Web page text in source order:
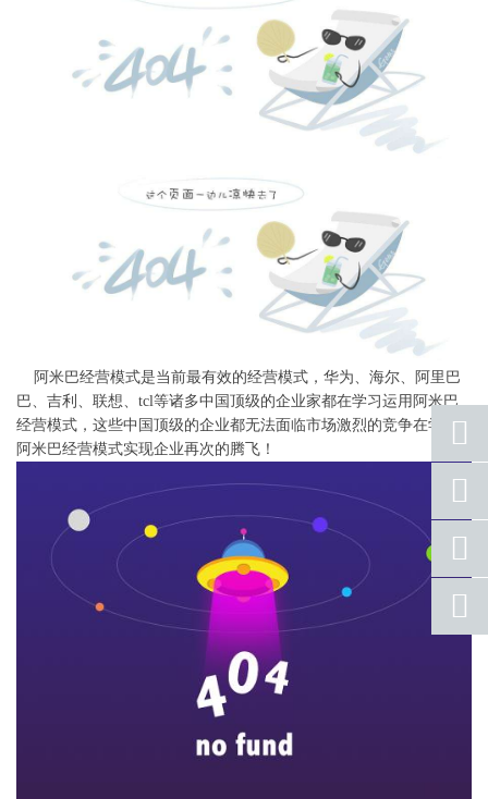
阿米巴经营模式是当前最有效的经营模式，华为、海尔、阿里巴
巴、吉利、联想、tcl等诸多中国顶级的企业家都在学习运用阿米巴
经营模式，这些中国顶级的企业都无法面临市场激烈的竞争在学习
阿米巴经营模式实现企业再次的腾飞！
座机
号码
手机
号码
qq
联系